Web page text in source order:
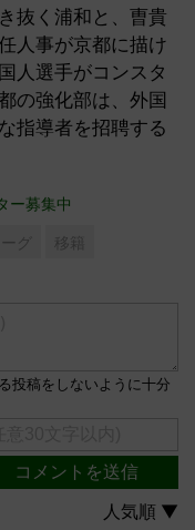
抜く浦和と、曺貴
人事が京都に描け
人選手がコンスタ
の強化部は、外国
指導者を招聘する
ー募集中
グ 移籍